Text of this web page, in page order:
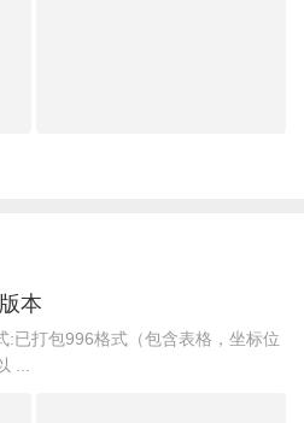
本
:已打包996格式（包含表格，坐标位
...